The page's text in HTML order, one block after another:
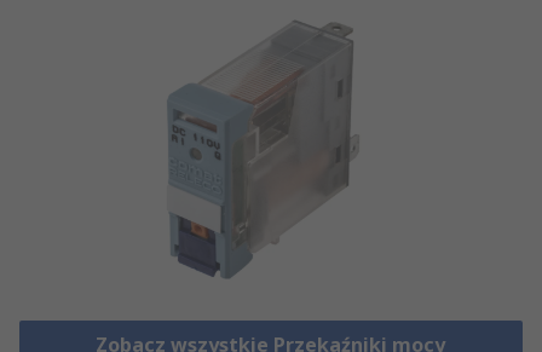
Zobacz wszystkie Przekaźniki mocy